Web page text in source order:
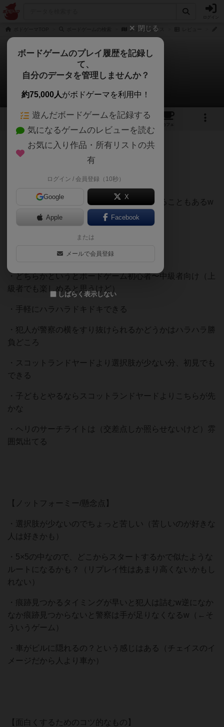
シティチェイス
シティチェイス
アルミ缶ルーチスさんのレビュー
6 1 8
カフェ
262名 3名 0 1年以上前
【おすすめポイント】
・軽ゲーでサクッとできる（初手で見つかることもあるw
秒で終了w）
・ルールがわかりやすい
・心理戦が好きな人
・どちらかというとボードゲーム初心者〜中級者向け（上
級者でも楽しめると思うけど）
・手軽にハラハラドキドキできる
・犯人が警察の横をすり抜けられるかどうかはハラハラ勝
負どころ
・スコットランドヤードより選択肢が少ない分、初見でも
できる
・子どもとやるならスコットランドヤードよりこちらが先
かな
・ヘリのサーチライトは（交差点しか照らせないけど）雰
囲気出てる
【ノットフォーミー/懸念点】
・選択肢が少ないのでちょっと苦しい（苦しいのが好きな
人は好きかも）
・5×5の中なので、どこからスタートするかで似たような
ルートになるかも？（リプレイ性はあまり高くないかもし
れない）
・痕跡見つかるタイミングが早いと犯人は詰むw逆になか
なか痕跡見つからないと警察は手が足りなくなるw（←そ
ういうゲーム）
・車がビルに隠れるの？という感じはある（チェイスのイ
メージだから人より車か）
【面白くするためのコツ的なもの】
閉じる
ボードゲームのプレイ履歴を記録し
て、
自分のデータを管理しませんか？
約75,000人がボドゲーマを利用中！
遊んだボードゲームを記録する
気になるゲームのレビューを読む
お気に入り作品・所有リストの共
有
ログイン / 会員登録（10秒）
Google X
Apple Facebook
または
メールで会員登録
しばらく表示しない